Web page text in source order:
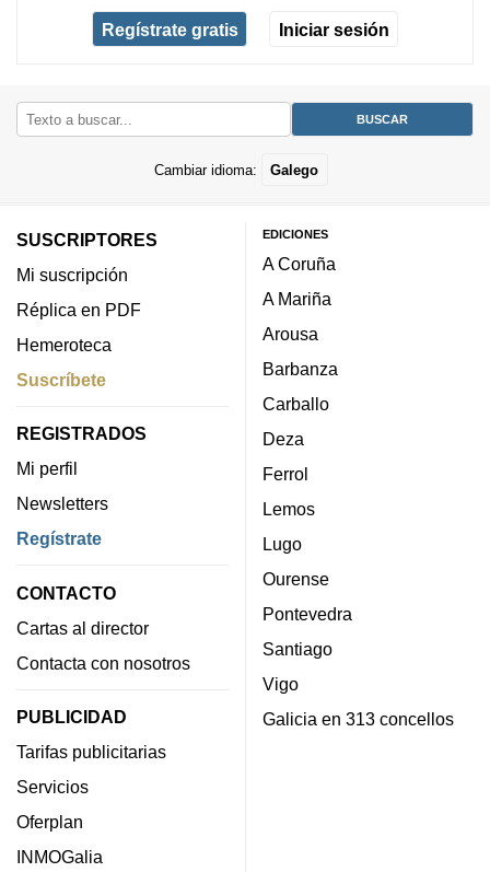
Regístrate gratis Iniciar sesión
Cambiar idioma: Galego
SUSCRIPTORES
Mi suscripción
Réplica en PDF
Hemeroteca
Suscríbete
REGISTRADOS
Mi perfil
Newsletters
Regístrate
CONTACTO
Cartas al director
Contacta con nosotros
PUBLICIDAD
Tarifas publicitarias
Servicios
Oferplan
INMOGalia
EDICIONES
A Coruña
A Mariña
Arousa
Barbanza
Carballo
Deza
Ferrol
Lemos
Lugo
Ourense
Pontevedra
Santiago
Vigo
Galicia en 313 concellos